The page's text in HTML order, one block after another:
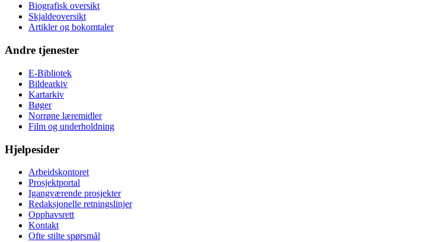
Biografisk oversikt
Skjaldeoversikt
Artikler og bokomtaler
Andre tjenester
E-Bibliotek
Bildearkiv
Kartarkiv
Bøger
Norrøne læremidler
Film og underholdning
Hjelpesider
Arbeidskontoret
Prosjektportal
Igangværende prosjekter
Redaksjonelle retningslinjer
Opphavsrett
Kontakt
Ofte stilte spørsmål